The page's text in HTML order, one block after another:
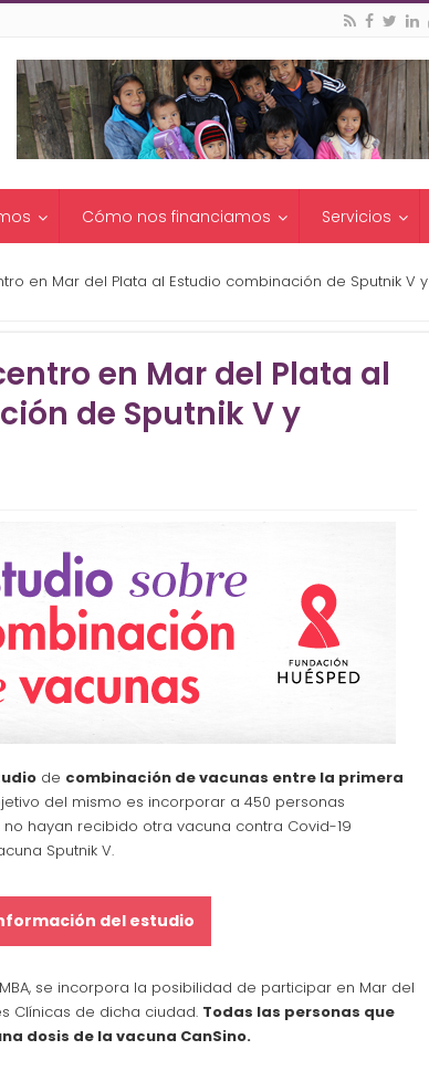
Cómo nos financiamos Servicios
en Mar del Plata al Estudio combinación de Sputnik V y
en Mar del Plata al
de Sputnik V y
de combinación de vacunas entre la primera
del mismo es incorporar a 450 personas
hayan recibido otra vacuna contra Covid-19
Sputnik V.
del estudio
se incorpora la posibilidad de participar en Mar del
Clínicas de dicha ciudad. Todas las personas que
dosis de la vacuna CanSino.